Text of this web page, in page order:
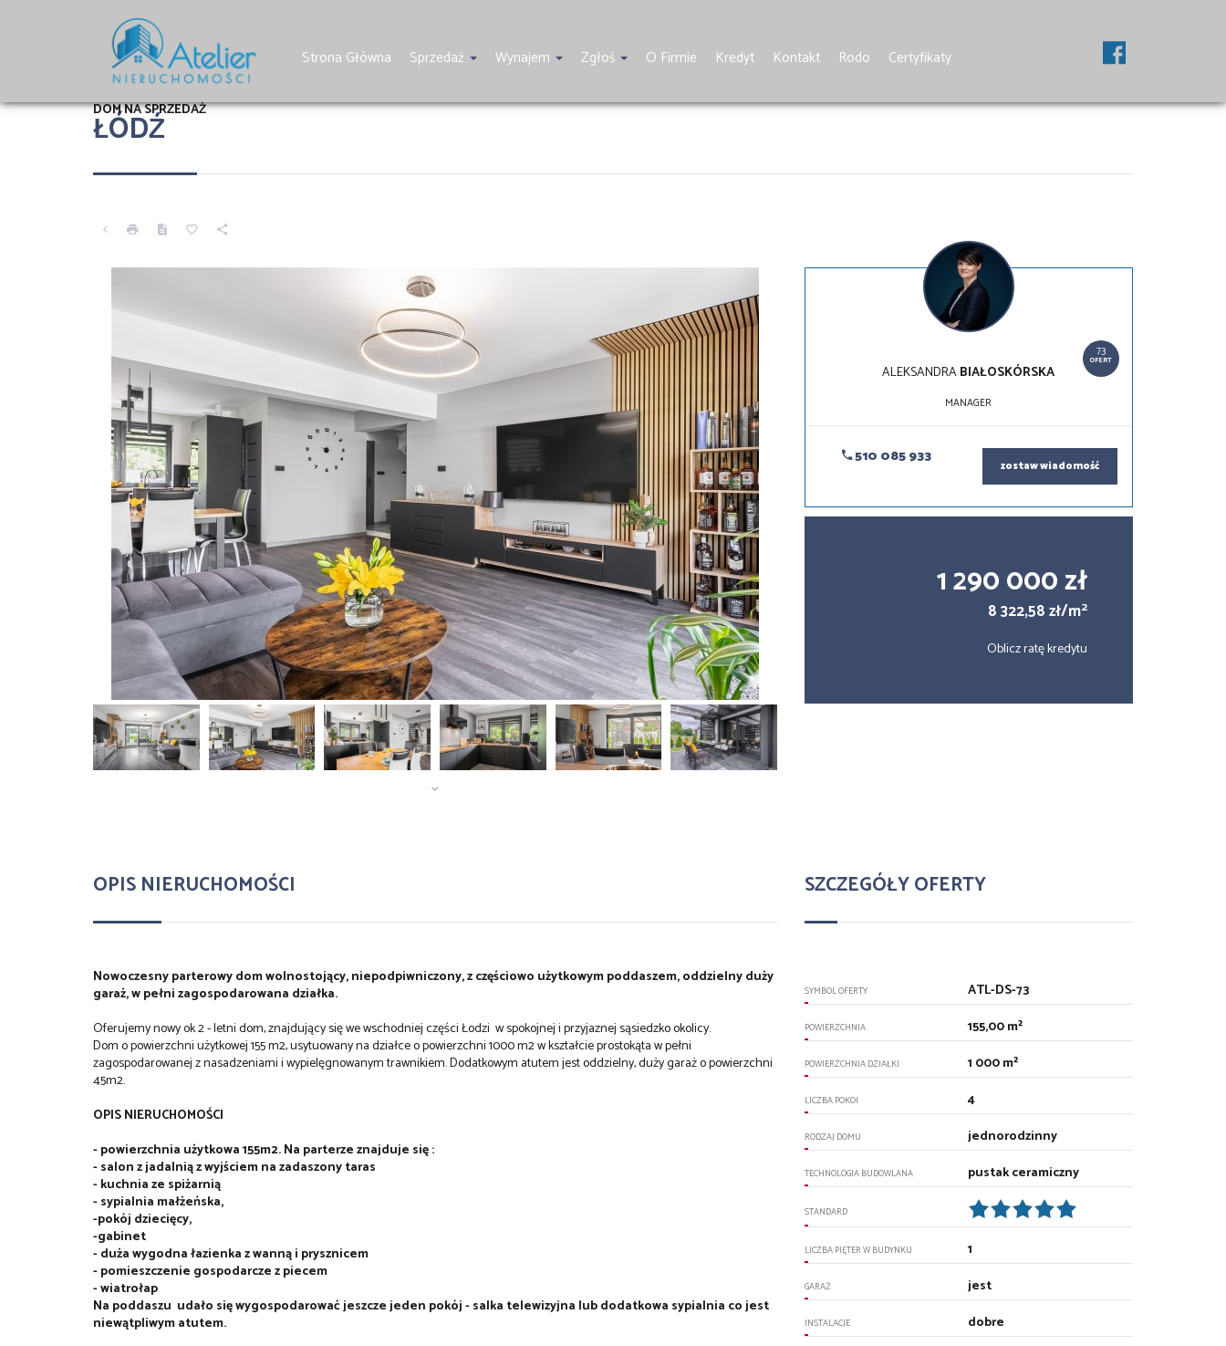
Strona Główna Sprzedaż Wynajem Zgłoś O Firmie Kredyt Kontakt Rodo Certyfikaty
ŁÓDŹ
DOM NA SPRZEDAŻ
73
OFERT
ALEKSANDRABIAŁOSKÓRSKA
MANAGER
510 085 933 zostaw wiadomość
1 290 000 zł
8 322,58 zł/m2
Oblicz ratę kredytu
OPIS NIERUCHOMOŚCI
Nowoczesny parterowy dom wolnostojący, niepodpiwniczony, z częściowo użytkowym poddaszem, oddzielny duży
garaż, w pełni zagospodarowana działka.
Oferujemy nowy ok 2 - letni dom, znajdujący się we wschodniej części Łodzi w spokojnej i przyjaznej sąsiedzko okolicy.
Dom o powierzchni użytkowej 155 m2, usytuowany na działce o powierzchni 1000 m2 w kształcie prostokąta w pełni
zagospodarowanej z nasadzeniami i wypielęgnowanym trawnikiem. Dodatkowym atutem jest oddzielny, duży garaż o powierzchni
45m2.
OPIS NIERUCHOMOŚCI
- powierzchnia użytkowa 155m2. Na parterze znajduje się :
- salon z jadalnią z wyjściem na zadaszony taras
- kuchnia ze spiżarnią
- sypialnia małżeńska,
-pokój dziecięcy,
-gabinet
- duża wygodna łazienka z wanną i prysznicem
- pomieszczenie gospodarcze z piecem
- wiatrołap
Na poddaszu udało się wygospodarować jeszcze jeden pokój - salka telewizyjna lub dodatkowa sypialnia co jest
niewątpliwym atutem.
SZCZEGÓŁY OFERTY
SYMBOL OFERTY ATL-DS-73
POWIERZCHNIA 155,00 m²
POWIERZCHNIA DZIAŁKI 1 000 m²
LICZBA POKOI 4
RODZAJ DOMU jednorodzinny
TECHNOLOGIA BUDOWLANA pustak ceramiczny
STANDARD
LICZBA PIĘTER W BUDYNKU 1
GARAŻ jest
INSTALACJE dobre